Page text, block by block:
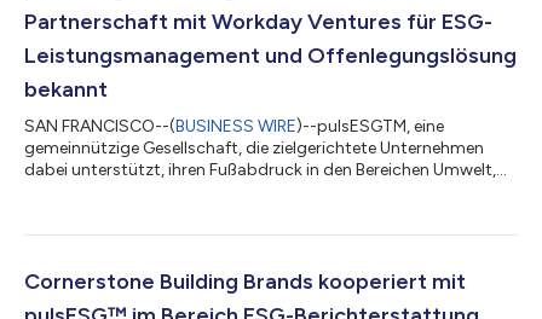
Partnerschaft mit Workday Ventures für ESG-
Leistungsmanagement und Offenlegungslösung
bekannt
SAN FRANCISCO--(BUSINESS WIRE)--pulsESGTM, eine
gemeinnützige Gesellschaft, die zielgerichtete Unternehmen
dabei unterstützt, ihren Fußabdruck in den Bereichen Umwelt,
Investition von Workday Ventures und den Beitritt zum
Partnerschaft ist es, die gemeinsamen Kunden von Workday und
pulsESG dabei zu unterstützen, besser auf die si...
Cornerstone Building Brands kooperiert mit